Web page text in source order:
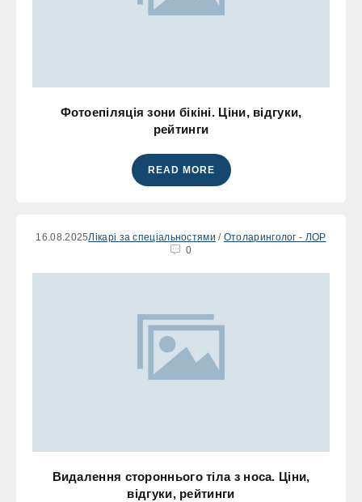
Фотоепіляція зони бікіні. Ціни, відгуки,
рейтинги
READ MORE
16.08.2025Лікарі за спеціальностями / Отоларинголог - ЛОР
0
Видалення стороннього тіла з носа. Ціни,
відгуки, рейтинги